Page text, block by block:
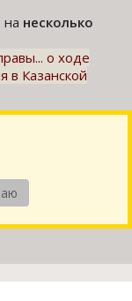
на несколько
о ходе
в Казанской